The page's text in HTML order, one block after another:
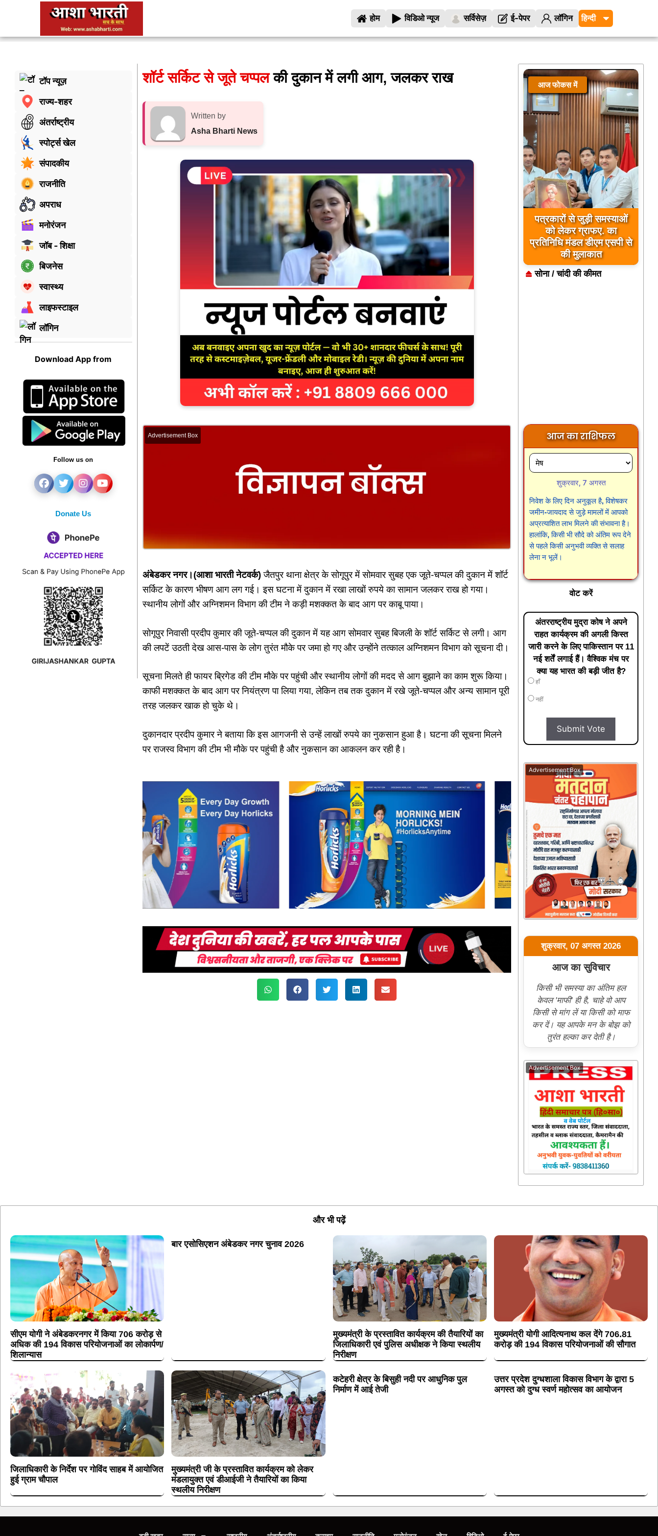
होम विडिओ न्यूज सर्विसेज़ ई-पेपर लॉगिन
टॉप न्यूज़
राज्य-शहर
अंतर्राष्ट्रीय
स्पोर्ट्स खेल
संपादकीय
राजनीति
अपराध
मनोरंजन
जॉब - शिक्षा
बिजनेस
स्वास्थ्य
लाइफस्टाइल
लॉगिन
Download App from
Follow us on
Donate Us
शॉर्ट सर्किट से जूते चप्पलकी दुकान में लगी आग, जलकर राख
Written by
Asha Bharti News
Advertisement Box
अंबेडकर नगर।(आशा भारती नेटवर्क)जैतपुर थाना क्षेत्र के सोगूपुर में सोमवार सुबह एक जूते-चप्पल की दुकान में शॉर्ट
सर्किट के कारण भीषण आग लग गई। इस घटना में दुकान में रखा लाखों रुपये का सामान जलकर राख हो गया।
स्थानीय लोगों और अग्निशमन विभाग की टीम ने कड़ी मशक्कत के बाद आग पर काबू पाया।
सोगूपुर निवासी प्रदीप कुमार की जूते-चप्पल की दुकान में यह आग सोमवार सुबह बिजली के शॉर्ट सर्किट से लगी। आग
की लपटें उठती देख आस-पास के लोग तुरंत मौके पर जमा हो गए और उन्होंने तत्काल अग्निशमन विभाग को सूचना दी।
सूचना मिलते ही फायर ब्रिगेड की टीम मौके पर पहुंची और स्थानीय लोगों की मदद से आग बुझाने का काम शुरू किया।
काफी मशक्कत के बाद आग पर नियंत्रण पा लिया गया, लेकिन तब तक दुकान में रखे जूते-चप्पल और अन्य सामान पूरी
तरह जलकर खाक हो चुके थे।
दुकानदार प्रदीप कुमार ने बताया कि इस आगजनी से उन्हें लाखों रुपये का नुकसान हुआ है। घटना की सूचना मिलने
पर राजस्व विभाग की टीम भी मौके पर पहुंची है और नुकसान का आकलन कर रही है।
आज फोकस में
पत्रकारों से जुड़ी समस्याओं
को लेकर ग्राफए. का
प्रतिनिधि मंडल डीएम एसपी से
की मुलाकात
सोना / चांदी की कीमत
आज का राशिफल
शुक्रवार, 7 अगस्त
निवेश के लिए दिन अनुकूल है, विशेषकर
जमीन-जायदाद से जुड़े मामलों में आपको
अप्रत्याशित लाभ मिलने की संभावना है।
हालांकि, किसी भी सौदे को अंतिम रूप देने
से पहले किसी अनुभवी व्यक्ति से सलाह
लेना न भूलें।
वोट करें
अंतरराष्ट्रीय मुद्रा कोष ने अपने
राहत कार्यक्रम की अगली किस्त
जारी करने के लिए पाकिस्तान पर 11
नई शर्तें लगाई हैं। वैश्विक मंच पर
क्या यह भारत की बड़ी जीत है?
हाँ
नहीं
Submit Vote
Advertisement Box
शुक्रवार, 07 अगस्त 2026
आज का सुविचार
किसी भी समस्या का अंतिम हल
केवल 'माफी' ही है, चाहे वो आप
किसी से मांग लें या किसी को माफ
कर दें। यह आपके मन के बोझ को
तुरंत हल्का कर देती है।
Advertisement Box
और भी पढ़ें
सीएम योगी ने अंबेडकरनगर में किया 706 करोड़ से
अधिक की 194 विकास परियोजनाओं का लोकार्पण/
शिलान्यास
बार एसोसिएशन अंबेडकर नगर चुनाव 2026
मुख्यमंत्री के प्रस्तावित कार्यक्रम की तैयारियों का
जिलाधिकारी एवं पुलिस अधीक्षक ने किया स्थलीय
निरीक्षण
मुख्यमंत्री योगी आदित्यनाथ कल देंगे 706.81
करोड़ की 194 विकास परियोजनाओं की सौगात
जिलाधिकारी के निर्देश पर गोविंद साहब में आयोजित
हुई ग्राम चौपाल
मुख्यमंत्री जी के प्रस्तावित कार्यक्रम को लेकर
मंडलायुक्त एवं डीआईजी ने तैयारियों का किया
स्थलीय निरीक्षण
कटेहरी क्षेत्र के बिसुही नदी पर आधुनिक पुल
निर्माण में आई तेजी
उत्तर प्रदेश दुग्धशाला विकास विभाग के द्वारा 5
अगस्त को दुग्ध स्वर्ण महोत्सव का आयोजन